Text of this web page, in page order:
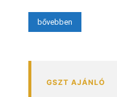
bővebben